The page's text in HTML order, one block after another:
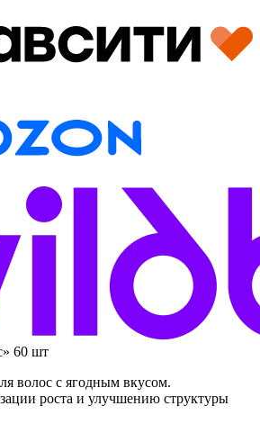
60 шт
волос с ягодным вкусом.
роста и улучшению структуры